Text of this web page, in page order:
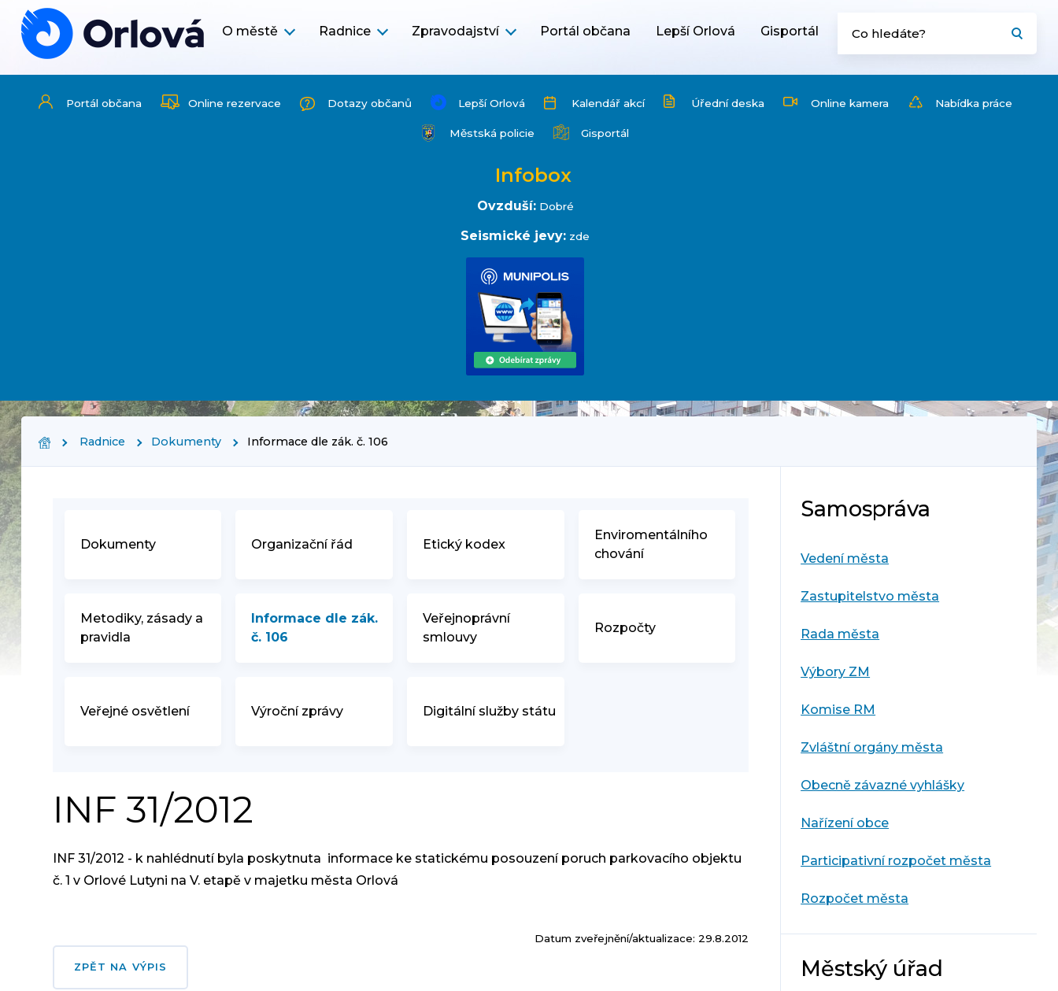
O městě Radnice Zpravodajství Portál občana Lepší Orlová Gisportál
Portál občana Online rezervace Dotazy občanů Lepší Orlová Kalendář akcí Úřední deska Online kamera Nabídka práce
Městská policie Gisportál
Infobox
Ovzduší: Dobré
Seismické jevy: zde
Radnice Dokumenty Informace dle zák. č. 106
Dokumenty Organizační řád Etický kodex
Enviromentálního
chování
Metodiky, zásady a
pravidla
Informace dle zák.
č. 106
Veřejnoprávní
smlouvy
Rozpočty
Veřejné osvětlení Výroční zprávy Digitální služby státu
INF 31/2012
INF 31/2012 - k nahlédnutí byla poskytnuta informace ke statickému posouzení poruch parkovacího objektu
č. 1 v Orlové Lutyni na V. etapě v majetku města Orlová
Datum zveřejnění/aktualizace: 29.8.2012
ZPĚT NA VÝPIS
Samospráva
Vedení města
Zastupitelstvo města
Rada města
Výbory ZM
Komise RM
Zvláštní orgány města
Obecně závazné vyhlášky
Nařízení obce
Participativní rozpočet města
Rozpočet města
Městský úřad